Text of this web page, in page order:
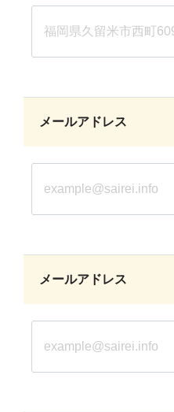
メールアドレス
メールアドレス